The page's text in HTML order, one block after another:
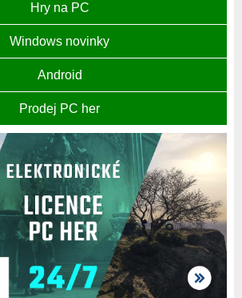
Hry na PC
Windows novinky
Android
Prodej PC her